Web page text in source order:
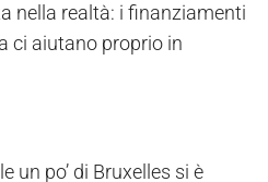
nella realtà: i finanziamenti
ci aiutano proprio in
un po’ di Bruxelles si è